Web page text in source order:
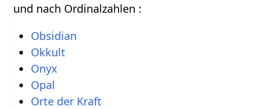
und nach Ordinalzahlen :
Obsidian
Okkult
Onyx
Opal
Orte der Kraft